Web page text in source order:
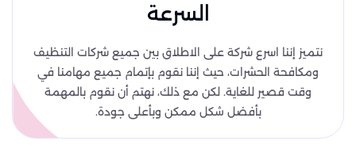
السرعة
نتميز إننا اسرع شركة على الاطلاق بين جميع شركات التنظيف
ومكافحة الحشرات، حيث إننا نقوم بإتمام جميع مهامنا في
وقت قصير للغاية. لكن مع ذلك، نهتم أن نقوم بالمهمة
بأفضل شكل ممكن وبأعلى جودة.